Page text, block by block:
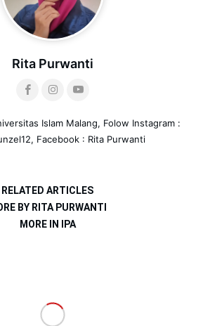
Rita Purwanti
Islam Malang, Folow Instagram :
Facebook : Rita Purwanti
RELATED ARTICLES
BY RITA PURWANTI
MORE IN IPA